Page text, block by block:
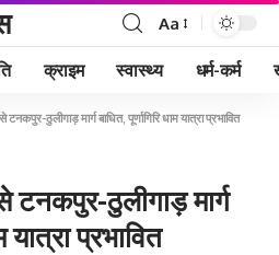
Aa
क्राइम स्वास्थ्य धर्म-कर्म
ठुलीगाड़ मार्ग बाधित, पूर्णागिरि धाम यात्रा प्रभावित
ठुलीगाड़ मार्ग
यात्रा प्रभावित